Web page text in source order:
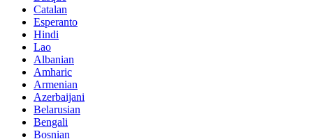
Catalan
Esperanto
Hindi
Lao
Albanian
Amharic
Armenian
Azerbaijani
Belarusian
Bengali
Bosnian